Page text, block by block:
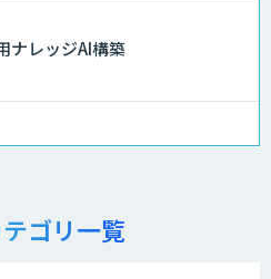
ナレッジAI構築
AI
＋業務最適化AIシステム
ゴリ一覧